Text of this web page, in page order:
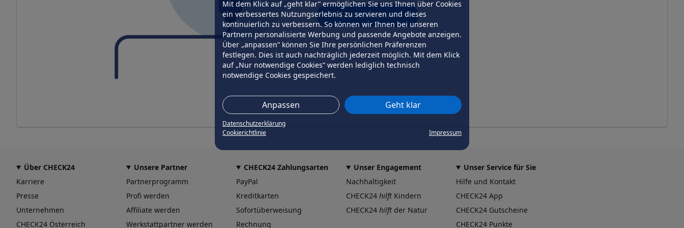
Mit dem Klick auf „geht klar” ermöglichen Sie uns Ihnen über Cookies
ein verbessertes Nutzungserlebnis zu servieren und dieses
kontinuierlich zu verbessern. So können wir Ihnen bei unseren
Partnern personalisierte Werbung und passende Angebote anzeigen.
Über „anpassen” können Sie Ihre persönlichen Präferenzen
festlegen. Dies ist auch nachträglich jederzeit möglich. Mit dem Klick
auf „Nur notwendige Cookies” werden lediglich technisch
notwendige Cookies gespeichert.
Anpassen Geht klar
Datenschutzerklärung
Cookierichtlinie
Impressum
erneut versuchen
Über CHECK24
Karriere
Presse
Unternehmen
CHECK24 Österreich
Unsere Partner
Partnerprogramm
Profi werden
Affiliate werden
Werkstattpartner werden
CHECK24 Zahlungsarten
PayPal
Kreditkarten
Sofortüberweisung
Rechnung
Unser Engagement
Nachhaltigkeit
CHECK24 hilft Kindern
CHECK24 hilft der Natur
Unser Service für Sie
Hilfe und Kontakt
CHECK24 App
CHECK24 Gutscheine
CHECK24 Punkte